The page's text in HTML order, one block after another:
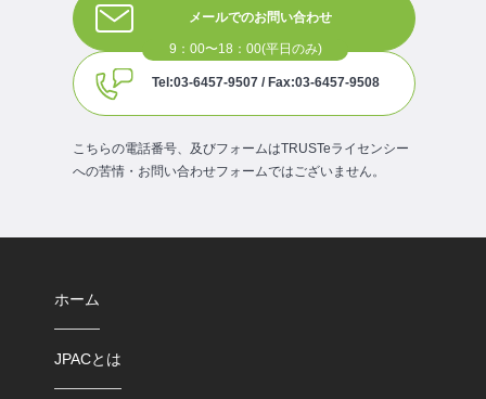
メールでのお問い合わせ
Tel:03-6457-9507 / Fax:03-6457-9508
こちらの電話番号、及びフォームはTRUSTeライセンシー
への苦情・お問い合わせフォームではございません。
ホーム
JPACとは